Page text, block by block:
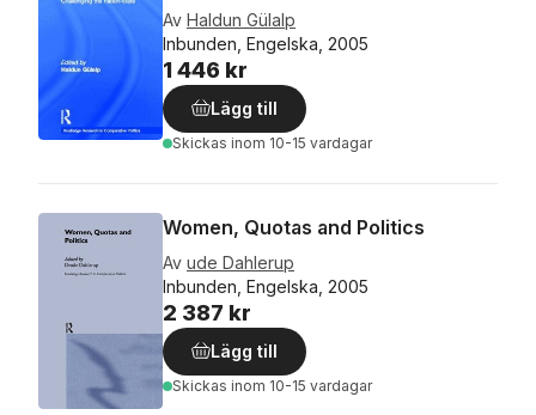
Av Haldun Gülalp
Inbunden, Engelska, 2005
1 446 kr
Lägg till
Skickas inom 10-15 vardagar
Women, Quotas and Politics
Av ude Dahlerup
Inbunden, Engelska, 2005
2 387 kr
Lägg till
Skickas inom 10-15 vardagar